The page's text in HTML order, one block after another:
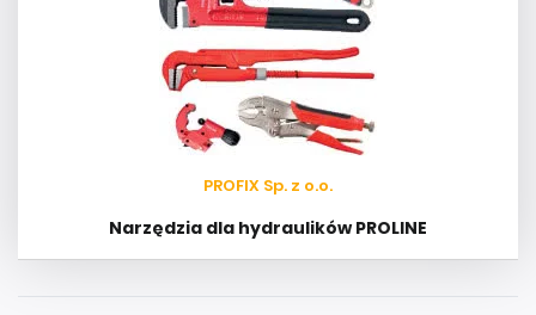
PROFIX Sp. z o.o.
Narzędzia dla hydraulików PROLINE